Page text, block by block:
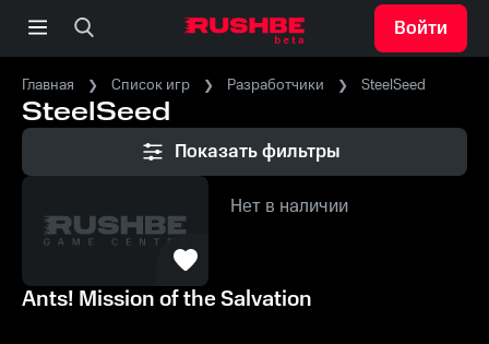
Войти
Главная Список игр Разработчики SteelSeed
SteelSeed
Показать фильтры
Нет в наличии
Ants! Mission of the Salvation